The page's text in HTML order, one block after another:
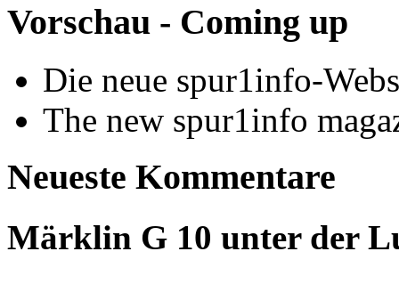
Vorschau - Coming up
Die neue spur1info-
The new spur1info
Neueste Kommentare
Märklin G 10 unter der